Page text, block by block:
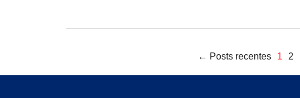
← Posts recentes 1 2